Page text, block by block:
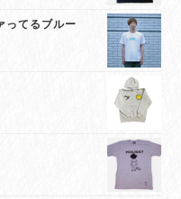
ってるブルー